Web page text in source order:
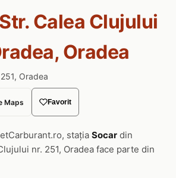
Str. Calea Clujului
Oradea
Oradea
Maps Favorit
stația Socar din
nr. 251, Oradea face parte din